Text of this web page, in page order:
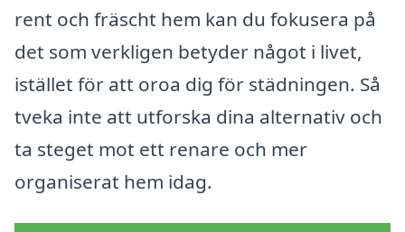
rent och fräscht hem kan du fokusera på
det som verkligen betyder något i livet,
istället för att oroa dig för städningen. Så
tveka inte att utforska dina alternativ och
ta steget mot ett renare och mer
organiserat hem idag.